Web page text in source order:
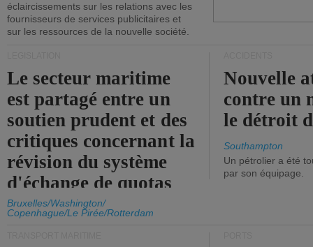
éclaircissements sur les relations avec les
fournisseurs de services publicitaires et
sur les ressources de la nouvelle société.
Le secteur maritime
est partagé entre un
soutien prudent et des
critiques concernant la
révision du système
d'échange de quotas
d'émission de l'UE.
Bruxelles/Washington/
Copenhague/Le Pirée/Rotterdam
Nouvelle
contre un
le détroit
Southampton
Un pétrolier a été
par son équipage.